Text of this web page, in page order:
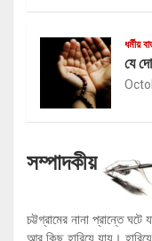
ধর্মীয়
যে
সম্পাদকীয়
চট্টগ্রামের নানা প্রান্তে